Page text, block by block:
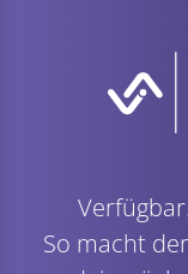
So macht